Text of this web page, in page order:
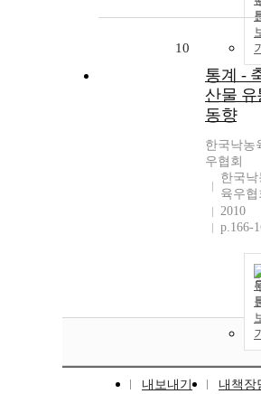
10
통계 -
산물 유
동향
한국낙농
우협회
한국낙
육우협
2010
p.166-
내보내기
내책장